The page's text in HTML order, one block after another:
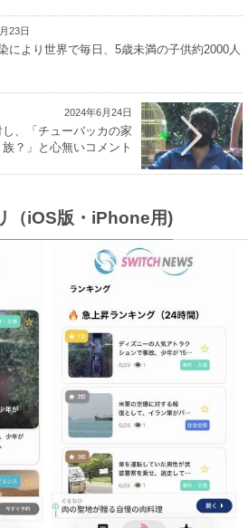
23日
により世界で毎日、5歳未満の子供約2000人
2024年6月24日
、「チューバッカの家
族？」と心無いコメント
（iOS版・iPhone用)